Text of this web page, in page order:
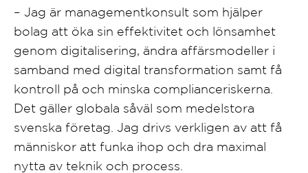
– Jag är managementkonsult som hjälper
bolag att öka sin effektivitet och lönsamhet
genom digitalisering, ändra affärsmodeller i
samband med digital transformation samt få
kontroll på och minska complianceriskerna.
Det gäller globala såväl som medelstora
svenska företag. Jag drivs verkligen av att få
människor att funka ihop och dra maximal
nytta av teknik och process.